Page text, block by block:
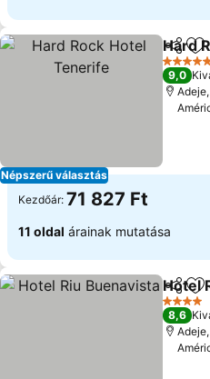
Népszerű választás
Hard
5
9,0
Kezdőár: 71 827 Ft
11 oldal árainak mutatása
Hotel
4
8,6